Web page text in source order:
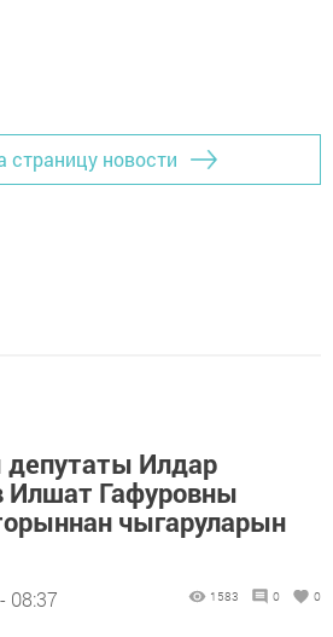
страницу новости
Илдар
Илшат Гафуровны
чыгаруларын
08:37 1583 0 0